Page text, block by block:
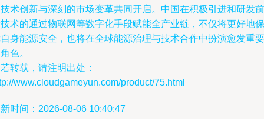
术创新与深刻的市场变革共同开启。中国在积极引进和研发前
术的通过物联网等数字化手段赋能全产业链，不仅将更好地保
身能源安全，也将在全球能源治理与技术合作中扮演愈发重要
色。
转载，请注明出处：
www.cloudgameyun.com/product/75.html
时间：2026-08-06 10:40:47